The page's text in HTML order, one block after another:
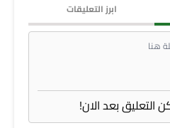
ابرز التعليقات
التعليق بعد الان!